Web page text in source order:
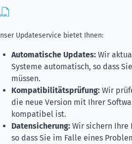
Updateservice bietet Ihnen:
Automatische Updates: Wir
Systeme automatisch, so dass
müssen.
Kompatibilitätsprüfung: Wir
die neue Version mit Ihrer
kompatibel ist.
Datensicherung: Wir sichern Ihre
so dass Sie im Falle eines